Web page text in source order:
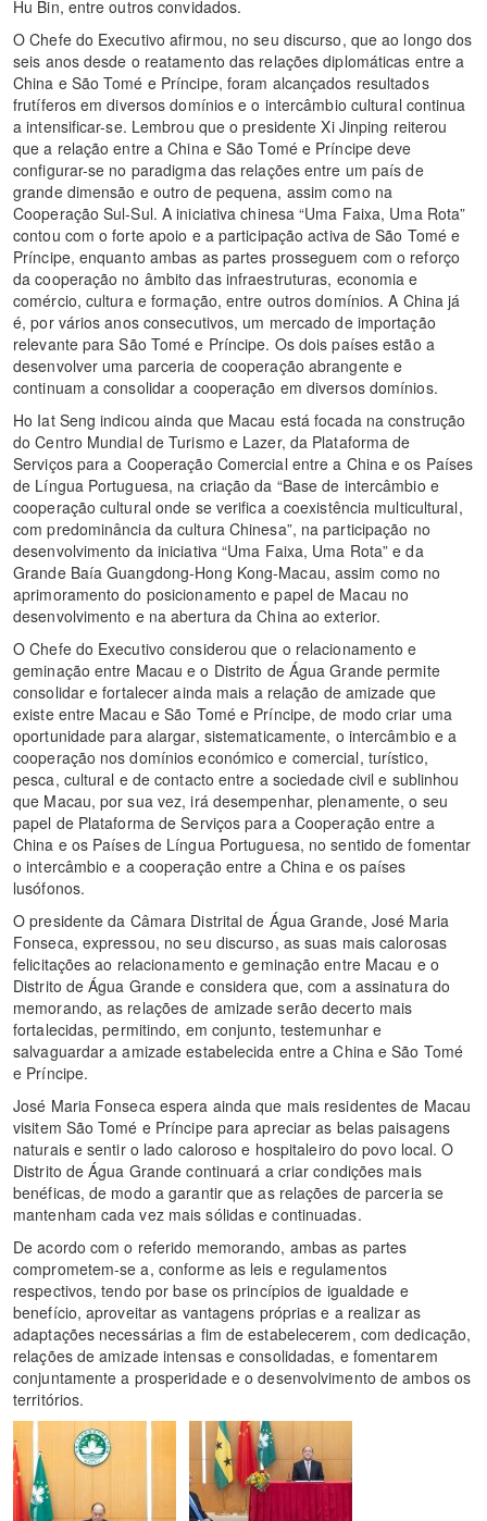
Hu Bin, entre outros convidados.
O Chefe do Executivo afirmou, no seu discurso, que ao longo dos
seis anos desde o reatamento das relações diplomáticas entre a
China e São Tomé e Príncipe, foram alcançados resultados
frutíferos em diversos domínios e o intercâmbio cultural continua
a intensificar-se. Lembrou que o presidente Xi Jinping reiterou
que a relação entre a China e São Tomé e Príncipe deve
configurar-se no paradigma das relações entre um país de
grande dimensão e outro de pequena, assim como na
Cooperação Sul-Sul. A iniciativa chinesa “Uma Faixa, Uma Rota”
contou com o forte apoio e a participação activa de São Tomé e
Príncipe, enquanto ambas as partes prosseguem com o reforço
da cooperação no âmbito das infraestruturas, economia e
comércio, cultura e formação, entre outros domínios. A China já
é, por vários anos consecutivos, um mercado de importação
relevante para São Tomé e Príncipe. Os dois países estão a
desenvolver uma parceria de cooperação abrangente e
continuam a consolidar a cooperação em diversos domínios.
Ho Iat Seng indicou ainda que Macau está focada na construção
do Centro Mundial de Turismo e Lazer, da Plataforma de
Serviços para a Cooperação Comercial entre a China e os Países
de Língua Portuguesa, na criação da “Base de intercâmbio e
cooperação cultural onde se verifica a coexistência multicultural,
com predominância da cultura Chinesa”, na participação no
desenvolvimento da iniciativa “Uma Faixa, Uma Rota” e da
Grande Baía Guangdong-Hong Kong-Macau, assim como no
aprimoramento do posicionamento e papel de Macau no
desenvolvimento e na abertura da China ao exterior.
O Chefe do Executivo considerou que o relacionamento e
geminação entre Macau e o Distrito de Água Grande permite
consolidar e fortalecer ainda mais a relação de amizade que
existe entre Macau e São Tomé e Príncipe, de modo criar uma
oportunidade para alargar, sistematicamente, o intercâmbio e a
cooperação nos domínios económico e comercial, turístico,
pesca, cultural e de contacto entre a sociedade civil e sublinhou
que Macau, por sua vez, irá desempenhar, plenamente, o seu
papel de Plataforma de Serviços para a Cooperação entre a
China e os Países de Língua Portuguesa, no sentido de fomentar
o intercâmbio e a cooperação entre a China e os países
lusófonos.
O presidente da Câmara Distrital de Água Grande, José Maria
Fonseca, expressou, no seu discurso, as suas mais calorosas
felicitações ao relacionamento e geminação entre Macau e o
Distrito de Água Grande e considera que, com a assinatura do
memorando, as relações de amizade serão decerto mais
fortalecidas, permitindo, em conjunto, testemunhar e
salvaguardar a amizade estabelecida entre a China e São Tomé
e Príncipe.
José Maria Fonseca espera ainda que mais residentes de Macau
visitem São Tomé e Príncipe para apreciar as belas paisagens
naturais e sentir o lado caloroso e hospitaleiro do povo local. O
Distrito de Água Grande continuará a criar condições mais
benéficas, de modo a garantir que as relações de parceria se
mantenham cada vez mais sólidas e continuadas.
De acordo com o referido memorando, ambas as partes
comprometem-se a, conforme as leis e regulamentos
respectivos, tendo por base os princípios de igualdade e
benefício, aproveitar as vantagens próprias e a realizar as
adaptações necessárias a fim de estabelecerem, com dedicação,
relações de amizade intensas e consolidadas, e fomentarem
conjuntamente a prosperidade e o desenvolvimento de ambos os
territórios.